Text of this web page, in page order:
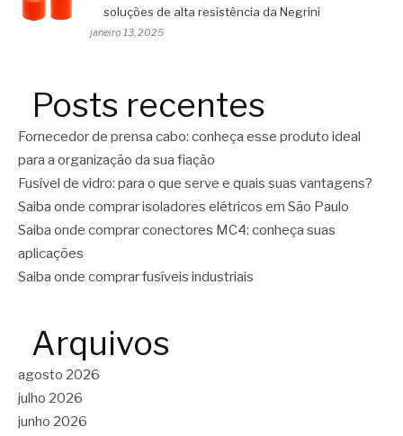
soluções de alta resistência da Negrini
janeiro 13, 2025
Posts recentes
Fornecedor de prensa cabo: conheça esse produto ideal
para a organização da sua fiação
Fusível de vidro: para o que serve e quais suas vantagens?
Saiba onde comprar isoladores elétricos em São Paulo
Saiba onde comprar conectores MC4: conheça suas
aplicações
Saiba onde comprar fusíveis industriais
Arquivos
agosto 2026
julho 2026
junho 2026